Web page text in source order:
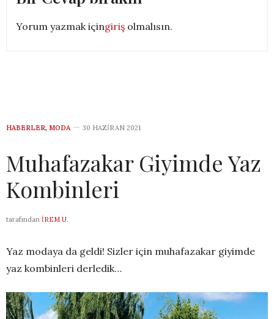
Yorum yazmak içingiriş olmalısın.
HABERLER, MODA 30 HAZIRAN 2021
Muhafazakar Giyimde Yaz
Kombinleri
tarafından İREM U.
Yaz modaya da geldi! Sizler için muhafazakar giyimde
yaz kombinleri derledik…